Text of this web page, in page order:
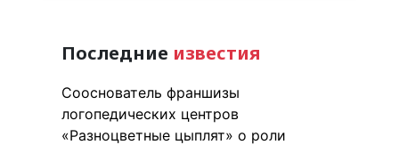
Последние известия
Сооснователь франшизы
логопедических центров
«Разноцветные цыплят» о роли